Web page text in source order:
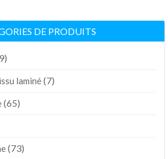
DE PRODUITS
laminé(7)
(65)
(73)